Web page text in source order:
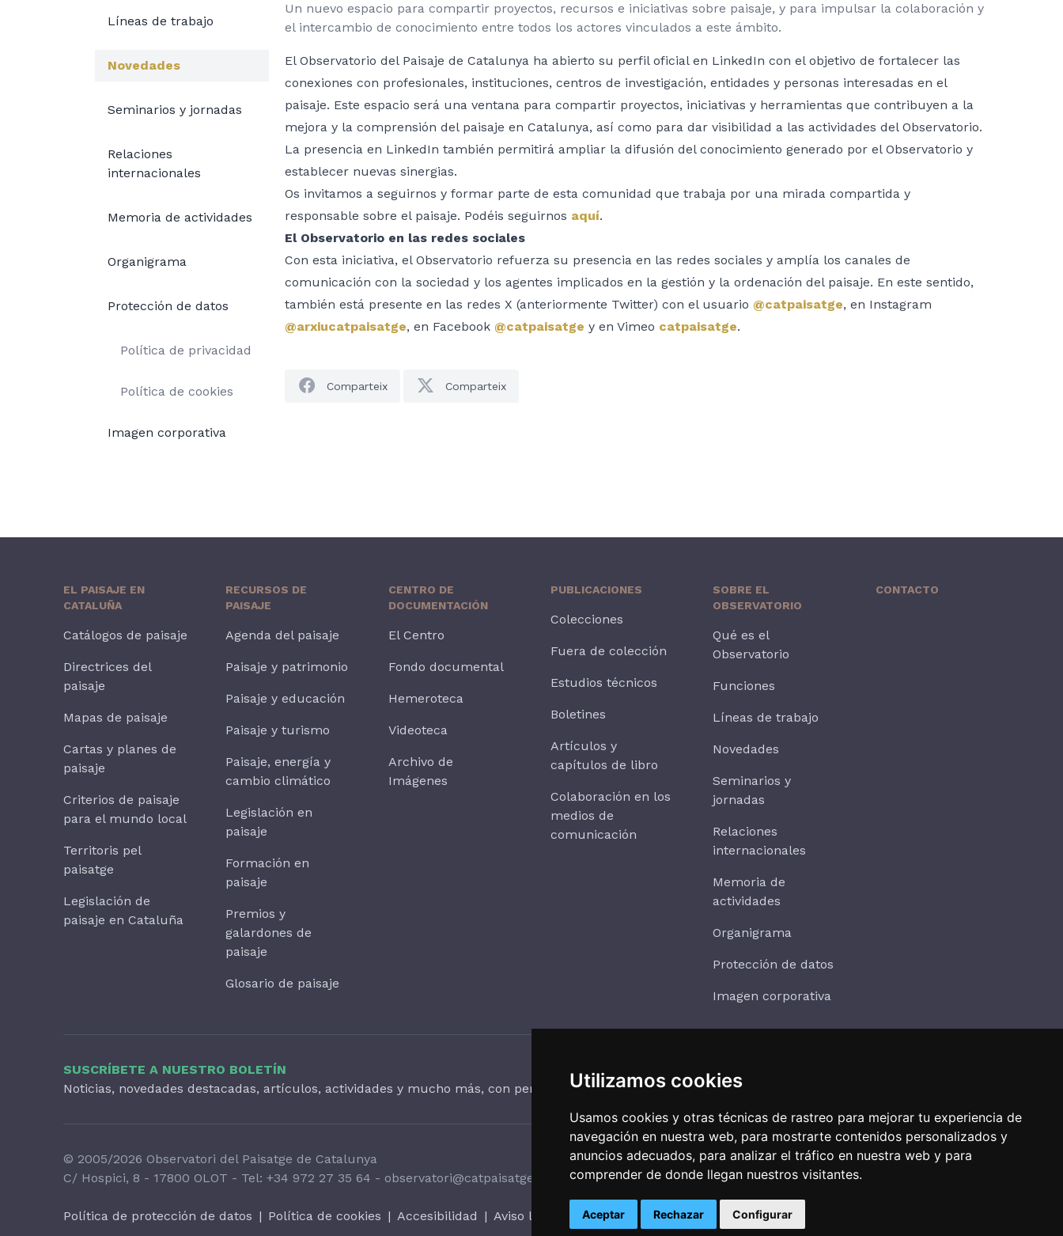
Utilizamos cookies
Usamos cookies y otras técnicas de rastreo para mejorar tu experiencia de
navegación en nuestra web, para mostrarte contenidos personalizados y
anuncios adecuados, para analizar el tráfico en nuestra web y para
comprender de donde llegan nuestros visitantes.
Aceptar Rechazar Configurar
Líneas de trabajo
Novedades
Seminarios y jornadas
Relaciones
internacionales
Memoria de actividades
Organigrama
Protección de datos
Política de privacidad
Política de cookies
Imagen corporativa
Un nuevo espacio para compartir proyectos, recursos e iniciativas sobre paisaje, y para impulsar la colaboración y
el intercambio de conocimiento entre todos los actores vinculados a este ámbito.
El Observatorio del Paisaje de Catalunya ha abierto su perfil oficial en LinkedIn con el objetivo de fortalecer las
conexiones con profesionales, instituciones, centros de investigación, entidades y personas interesadas en el
paisaje. Este espacio será una ventana para compartir proyectos, iniciativas y herramientas que contribuyen a la
mejora y la comprensión del paisaje en Catalunya, así como para dar visibilidad a las actividades del Observatorio.
La presencia en LinkedIn también permitirá ampliar la difusión del conocimiento generado por el Observatorio y
establecer nuevas sinergias.
Os invitamos a seguirnos y formar parte de esta comunidad que trabaja por una mirada compartida y
responsable sobre el paisaje. Podéis seguirnos aquí.
El Observatorio en las redes sociales
Con esta iniciativa, el Observatorio refuerza su presencia en las redes sociales y amplía los canales de
comunicación con la sociedad y los agentes implicados en la gestión y la ordenación del paisaje. En este sentido,
también está presente en las redes X (anteriormente Twitter) con el usuario @catpaisatge, en Instagram
@arxiucatpaisatge, en Facebook @catpaisatge y en Vimeo catpaisatge.
Comparteix Comparteix
EL PAISAJE EN
CATALUÑA
Catálogos de paisaje
Directrices del
paisaje
Mapas de paisaje
Cartas y planes de
paisaje
Criterios de paisaje
para el mundo local
Territoris pel
paisatge
Legislación de
paisaje en Cataluña
RECURSOS DE
PAISAJE
Agenda del paisaje
Paisaje y patrimonio
Paisaje y educación
Paisaje y turismo
Paisaje, energía y
cambio climático
Legislación en
paisaje
Formación en
paisaje
Premios y
galardones de
paisaje
Glosario de paisaje
CENTRO DE
DOCUMENTACIÓN
El Centro
Fondo documental
Hemeroteca
Videoteca
Archivo de
Imágenes
PUBLICACIONES
Colecciones
Fuera de colección
Estudios técnicos
Boletines
Artículos y
capítulos de libro
Colaboración en los
medios de
comunicación
SOBRE EL
OBSERVATORIO
Qué es el
Observatorio
Funciones
Líneas de trabajo
Novedades
Seminarios y
jornadas
Relaciones
internacionales
Memoria de
actividades
Organigrama
Protección de datos
Imagen corporativa
CONTACTO
SUSCRÍBETE A NUESTRO BOLETÍN
Noticias, novedades destacadas, artículos, actividades y mucho más, con periodicidad trimestral.
© 2005/2026 Observatori del Paisatge de Catalunya
C/ Hospici, 8 - 17800 OLOT - Tel: +34 972 27 35 64 - observatori@catpaisatge.net
Política de protección de datos | Política de cookies | Accesibilidad | Aviso legal Sistema interno de alertas